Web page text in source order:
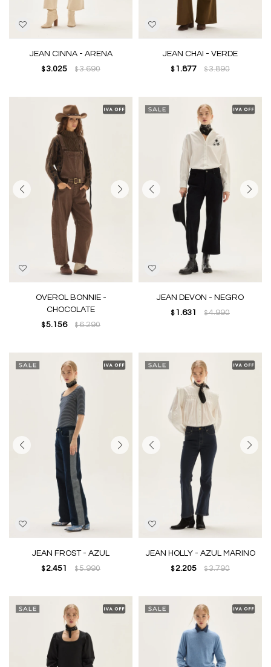
JEAN CINNA - ARENA
$ 3.025 $3.690
JEAN CHAI - VERDE
$ 1.877 $3.890
OVEROL BONNIE -
CHOCOLATE
$ 5.156 $6.290
JEAN DEVON - NEGRO
$ 1.631 $4.990
JEAN FROST - AZUL
$ 2.451 $5.990
JEAN HOLLY - AZUL MARINO
$ 2.205 $3.790